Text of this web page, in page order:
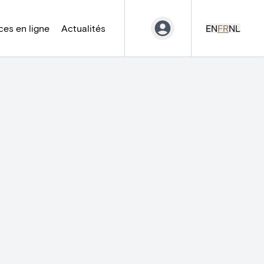
en ligne Actualités ENFRNL